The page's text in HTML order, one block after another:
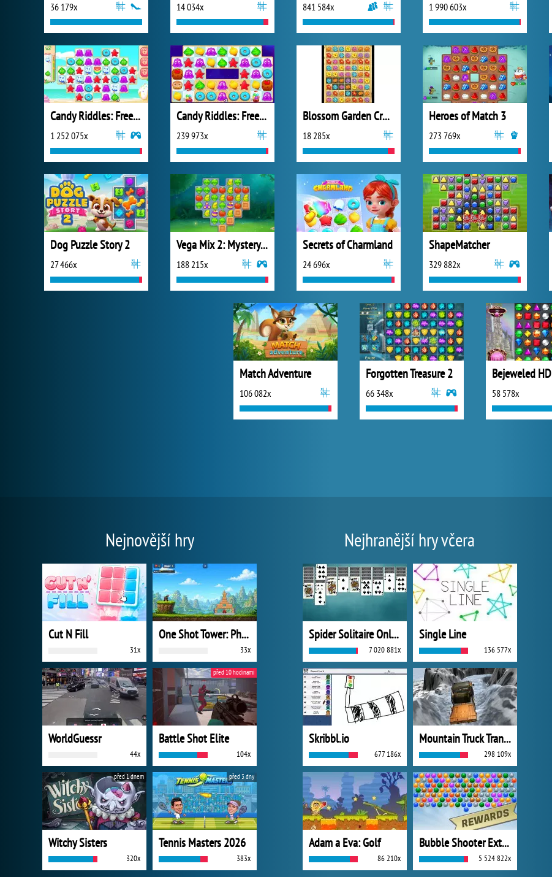
36 179x 14 034x 841 584x 1 990 603x
Candy Riddles: Free Match 3 Puzzle
1 252 075x
Candy Riddles: Free Match 3
239 973x
Blossom Garden Crush
18 285x
Heroes of Match 3
273 769x
Dog Puzzle Story 2
27 466x
Vega Mix 2: Mystery of Island
188 215x
Secrets of Charmland
24 696x
ShapeMatcher
329 882x
Match Adventure
106 082x
Forgotten Treasure 2
66 348x
Bejeweled HD
58 578x
Nejnovější hry
Cut N Fill
31x
One Shot Tower: Physics Destroyer
33x
WorldGuessr
44x
Battle Shot Elite
104x
před 10 hodinami
Witchy Sisters
320x
před 1 dnem
Tennis Masters 2026
383x
před 3 dny
Nejhranější hry včera
Spider Solitaire Online
7 020 881x
Single Line
136 577x
Skribbl.io
677 186x
Mountain Truck Transport
298 109x
Adam a Eva: Golf
86 210x
Bubble Shooter Extreme
5 524 822x